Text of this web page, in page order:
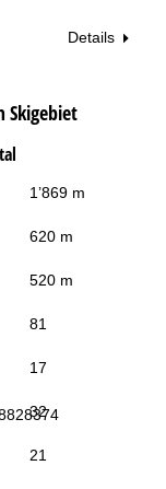
Details
Skigebiet
1’869 m
620 m
520 m
81
17
32
21